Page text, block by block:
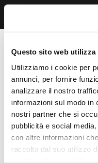
Questo sito web utilizza
Utilizziamo i cookie per
annunci, per fornire
analizzare il nostro
informazioni sul modo in
nostri partner che si
pubblicità e social
con altre informazioni
raccolto dal suo utilizzo